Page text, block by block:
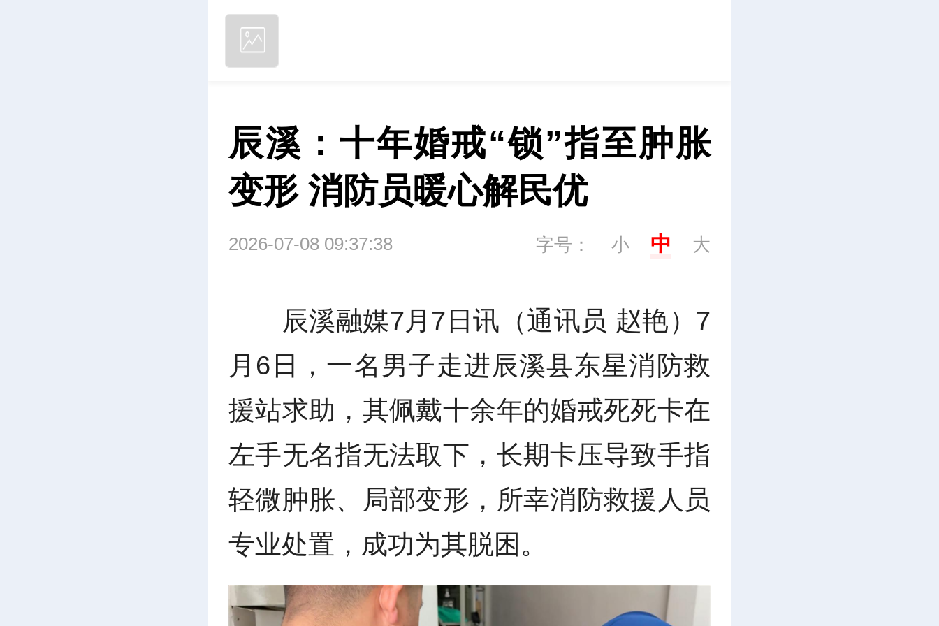
辰溪：十年婚戒“锁”指至肿胀
变形 消防员暖心解民优
2026-07-08 09:37:38 字号： 小 中 大
辰溪融媒7月7日讯（通讯员 赵艳）7
月6日，一名男子走进辰溪县东星消防救
援站求助，其佩戴十余年的婚戒死死卡在
左手无名指无法取下，长期卡压导致手指
轻微肿胀、局部变形，所幸消防救援人员
专业处置，成功为其脱困。